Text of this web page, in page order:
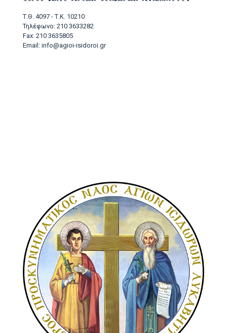
Τ.Θ. 4097 - Τ.Κ. 10210
Τηλέφωνο: 210 3633282
Fax: 210 3635805
Email: info@agioi-isidoroi.gr